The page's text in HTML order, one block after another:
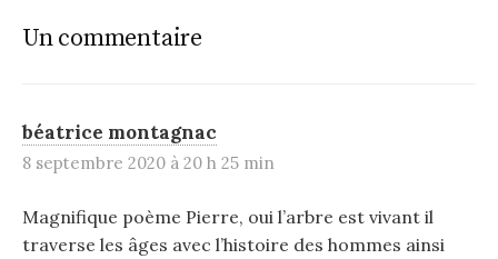
Un commentaire
béatrice montagnac
8 septembre 2020 à 20 h 25 min
Magnifique poème Pierre, oui l’arbre est vivant il
traverse les âges avec l’histoire des hommes ainsi